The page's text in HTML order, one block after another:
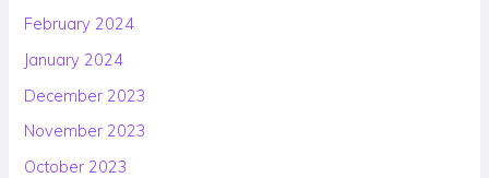
February 2024
January 2024
December 2023
November 2023
October 2023